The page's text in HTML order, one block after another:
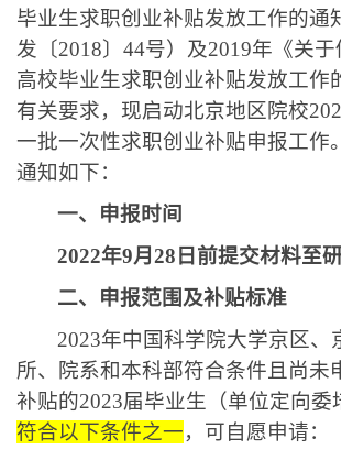
毕业生求职创业补贴发放工作的通
发〔2018〕 44号）及2019年《关于
高校毕业生求职创业补贴发放工作
有关要求，现启动北京地区院校
一批一次性求职创业补贴申报工作
通知如下：
一、申报时间
2022年9月28 日前提交材料至
二、申报范围及补贴标准
2023年中国科学院大学京区、
所、院系和本科部符合条件且尚未
补贴的2023届毕业生（单位定向委
符合以下条件之一，可自愿申请：